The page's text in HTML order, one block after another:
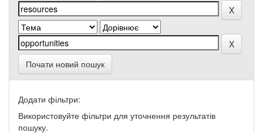
Почати новий пошук
Додати фільтри:
Використовуйте фільтри для уточнення результатів
пошуку.